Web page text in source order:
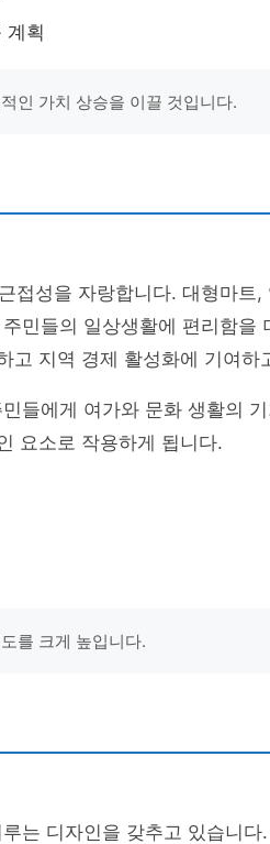
계획
인 가치 상승을 이끌 것입니다.
접성을 자랑합니다. 대형마트,
민들의 일상생활에 편리함을
고 지역 경제 활성화에 기여하
들에게 여가와 문화 생활의
요소로 작용하게 됩니다.
를 크게 높입니다.
는 디자인을 갖추고 있습니다